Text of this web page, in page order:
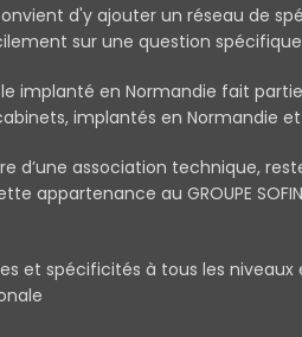
d'y ajouter un réseau de
sur une question
implanté en Normandie fait
implantés en Normandie
d’une association technique,
appartenance au GROUPE
et spécificités à tous les niveaux